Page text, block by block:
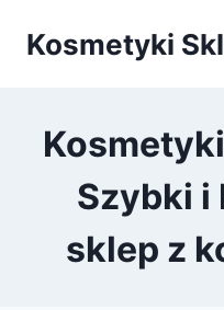
Kosmetyki
Szybki i
sklep z